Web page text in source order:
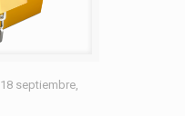
18 septiembre,